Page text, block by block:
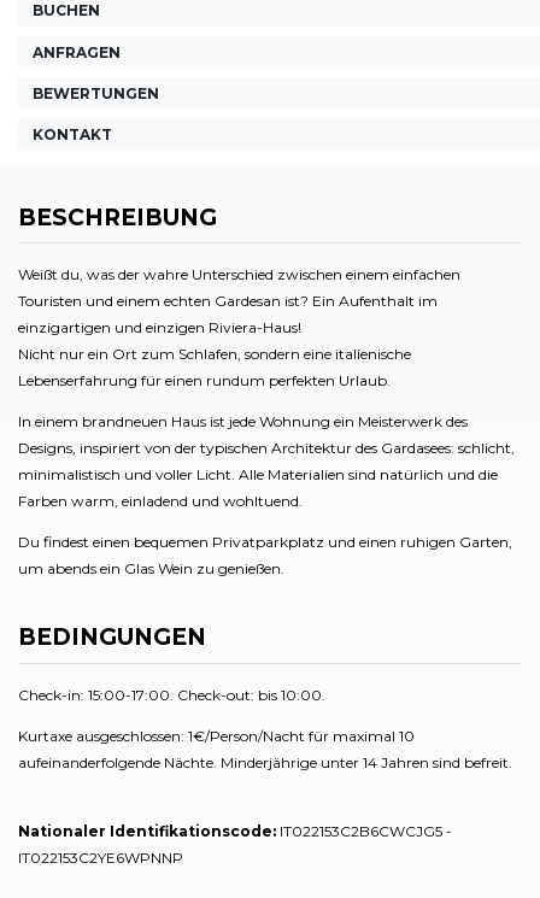
BUCHEN
ANFRAGEN
BEWERTUNGEN
KONTAKT
BESCHREIBUNG
Weißt du, was der wahre Unterschied zwischen einem einfachen
Touristen und einem echten Gardesan ist? Ein Aufenthalt im
einzigartigen und einzigen Riviera-Haus!
Nicht nur ein Ort zum Schlafen, sondern eine italienische
Lebenserfahrung für einen rundum perfekten Urlaub.
In einem brandneuen Haus ist jede Wohnung ein Meisterwerk des
Designs, inspiriert von der typischen Architektur des Gardasees: schlicht,
minimalistisch und voller Licht. Alle Materialien sind natürlich und die
Farben warm, einladend und wohltuend.
Du findest einen bequemen Privatparkplatz und einen ruhigen Garten,
um abends ein Glas Wein zu genießen.
BEDINGUNGEN
Check-in: 15:00-17:00. Check-out: bis 10:00.
Kurtaxe ausgeschlossen: 1€/Person/Nacht für maximal 10
aufeinanderfolgende Nächte. Minderjährige unter 14 Jahren sind befreit.
Nationaler Identifikationscode: IT022153C2B6CWCJG5 -
IT022153C2YE6WPNNP